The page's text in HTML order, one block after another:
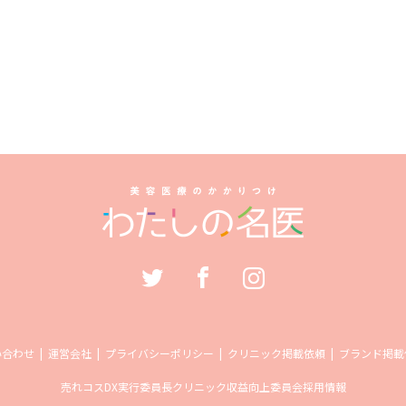
わせ 運営会社 プライバシーポリシー クリニック掲載依頼 ブランド掲
売れコスDX実行委員長クリニック収益向上委員会採用情報